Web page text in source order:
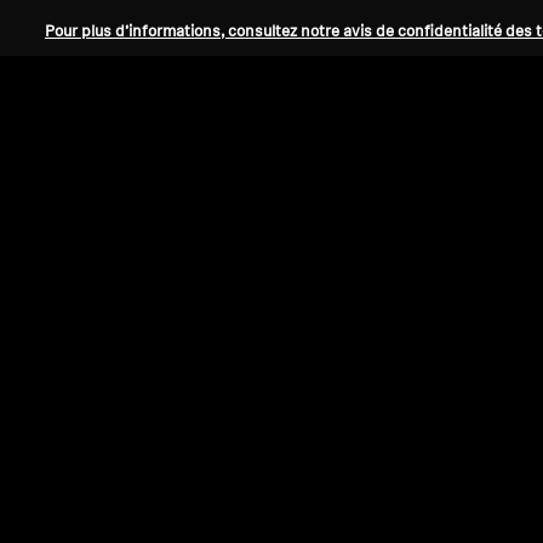
Pour plus d’informations, consultez notre avis de confidentialité des